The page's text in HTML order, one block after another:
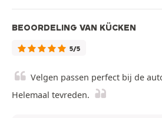
BEOORDELING VAN KÜCKEN
5/5
Velgen passen perfect bij de
Helemaal tevreden.